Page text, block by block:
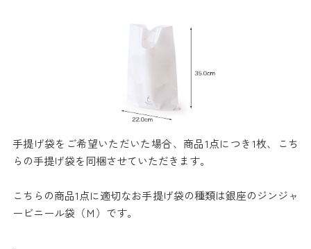
手提げ袋をご希望いただいた場合、商品1点につき1枚、こち
らの手提げ袋を同梱させていただきます。
こちらの商品1点に適切なお手提げ袋の種類は銀座のジンジャ
ービニール袋（Ｍ）です。